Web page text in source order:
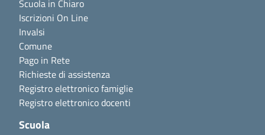
Scuola in Chiaro
Iscrizioni On Line
Invalsi
Comune
Pago in Rete
Richieste di assistenza
Registro elettronico famiglie
Registro elettronico docenti
Scuola